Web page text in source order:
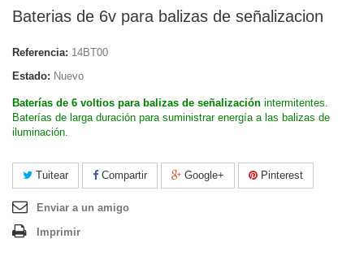
Baterias de 6v para balizas de señalizacion
Referencia: 14BT00
Estado: Nuevo
Baterías de 6 voltios para balizas de señalización intermitentes.
Baterías de larga duración para suministrar energía a las balizas de
iluminación.
Tuitear Compartir Google+ Pinterest
Enviar a un amigo
Imprimir